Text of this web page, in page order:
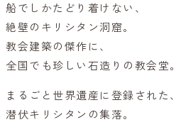
船でしかたどり着けない、
絶壁のキリシタン洞窟。
教会建築の傑作に、
全国でも珍しい石造りの教会堂。
まるごと世界遺産に登録された、
潜伏キリシタンの集落。